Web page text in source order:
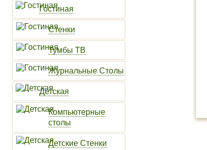
Гостиная
Стенки
Тумбы ТВ
Журнальные Столы
Детская
Компьютерные
столы
Детские Стенки